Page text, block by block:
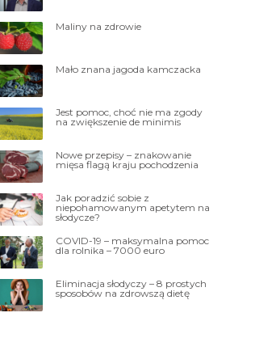
Maliny na zdrowie
Mało znana jagoda kamczacka
Jest pomoc, choć nie ma zgody
na zwiększenie de minimis
Nowe przepisy – znakowanie
mięsa flagą kraju pochodzenia
Jak poradzić sobie z
niepohamowanym apetytem na
słodycze?
COVID-19 – maksymalna pomoc
dla rolnika – 7000 euro
Eliminacja słodyczy – 8 prostych
sposobów na zdrowszą dietę